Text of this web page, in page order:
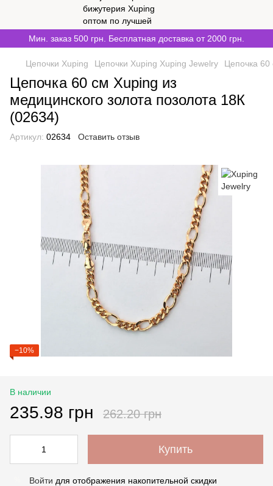
Мин. заказ 500 грн. Бесплатная доставка от 2000 грн.
Цепочки Xuping Цепочки Xuping Xuping Jewelry Цепочка 60
Цепочка 60 см Xuping из
медицинского золота позолота 18К
(02634)
Артикул: 02634 Оставить отзыв
−10%
В наличии
235.98 грн 262.20 грн
Купить
Войти для отображения накопительной скидки